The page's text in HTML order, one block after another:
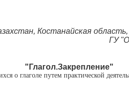
Костанайская
ГУ
"Глагол.Закрепление"
о глаголе путем практической